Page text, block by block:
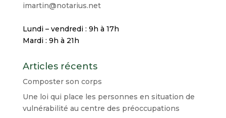
imartin@notarius.net
Lundi – vendredi : 9h à 17h
Mardi : 9h à 21h
Articles récents
Composter son corps
Une loi qui place les personnes en situation de
vulnérabilité au centre des préoccupations